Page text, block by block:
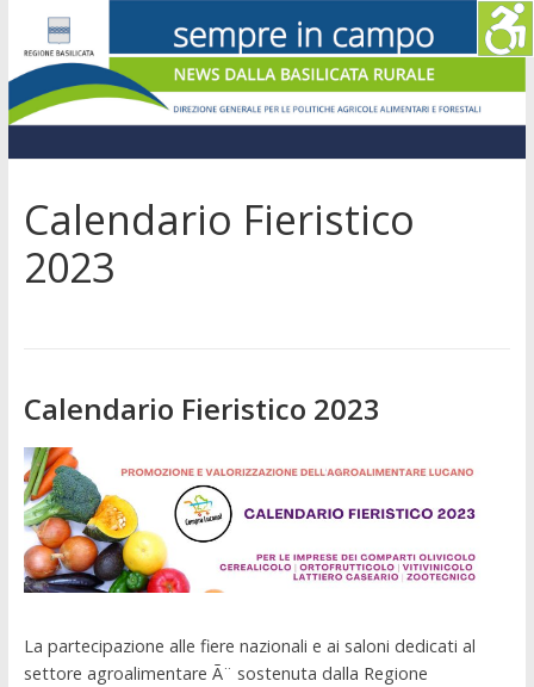
Calendario Fieristico
2023
Calendario Fieristico 2023
La partecipazione alle fiere nazionali e ai saloni dedicati al
settore agroalimentare Ã¨ sostenuta dalla Regione